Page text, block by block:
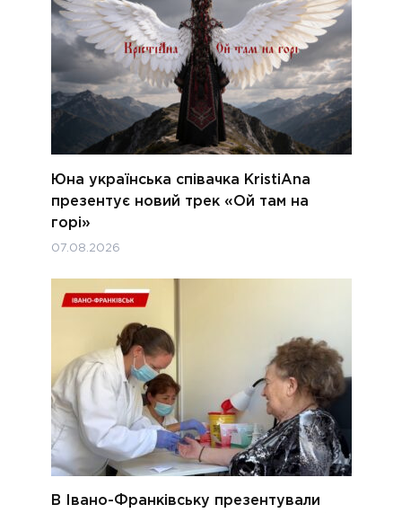
Юна українська співачка KristiAna
презентує новий трек «Ой там на
горі»
07.08.2026
В Івано-Франківську презентували